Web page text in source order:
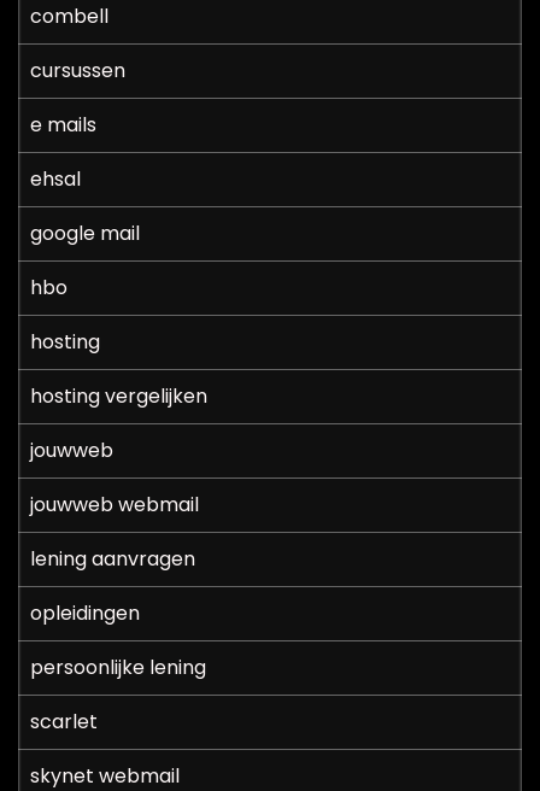
combell
cursussen
e mails
ehsal
google mail
hbo
hosting
hosting vergelijken
jouwweb
jouwweb webmail
lening aanvragen
opleidingen
persoonlijke lening
scarlet
skynet webmail